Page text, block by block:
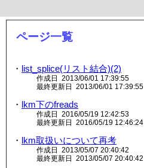
ページ一覧
・ list_splice(リスト結合)(2)
作成日 2013/06/01 17:39:55
最終更新日 2013/06/01 17:39:55
・ lkm下のfreads
作成日 2016/05/19 12:42:53
最終更新日 2016/05/19 12:46:24
・ lkm取扱いについて再考
作成日 2013/05/07 20:40:42
最終更新日 2013/05/07 20:40:42